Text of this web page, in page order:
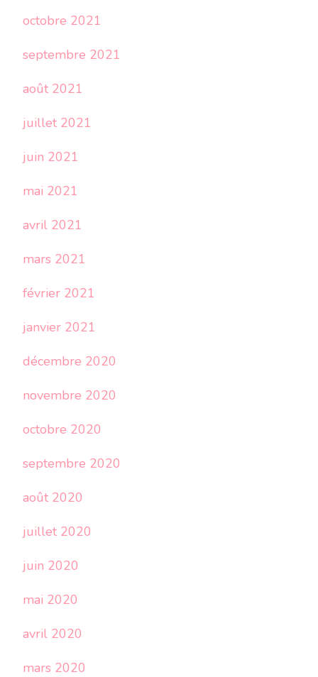
octobre 2021
septembre 2021
août 2021
juillet 2021
juin 2021
mai 2021
avril 2021
mars 2021
février 2021
janvier 2021
décembre 2020
novembre 2020
octobre 2020
septembre 2020
août 2020
juillet 2020
juin 2020
mai 2020
avril 2020
mars 2020